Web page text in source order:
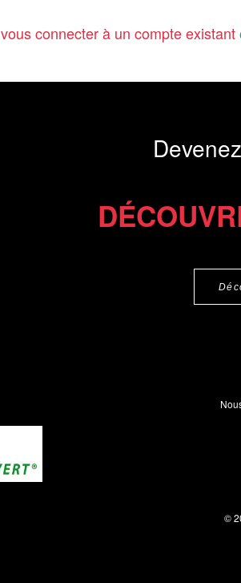
vous connecter à un compte existant
©